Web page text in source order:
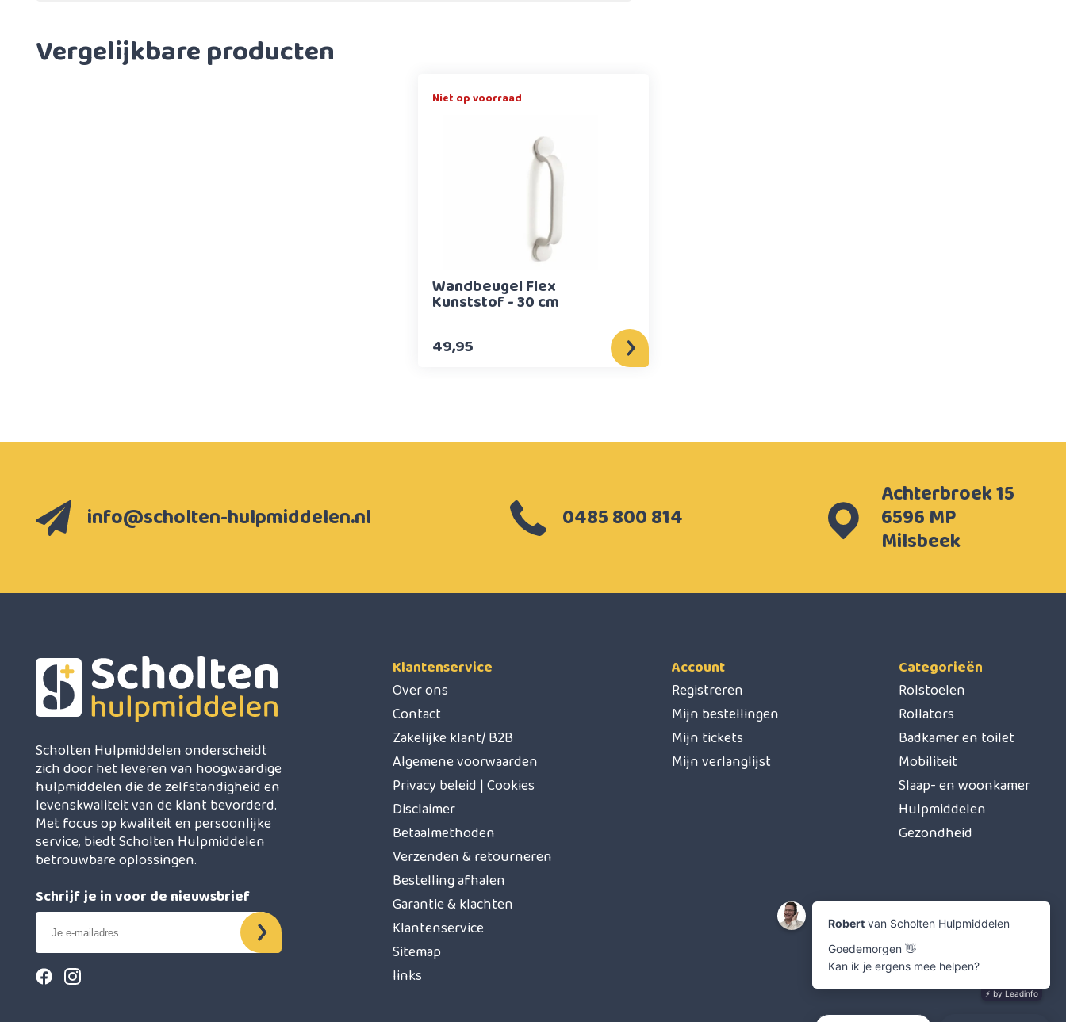
Vergelijkbare producten
Niet op voorraad
Wandbeugel Flex
Kunststof - 30 cm
49,95
info@scholten-hulpmiddelen.nl 0485 800 814
Achterbroek 15
6596 MP
Milsbeek
Scholten Hulpmiddelen onderscheidt
zich door het leveren van hoogwaardige
hulpmiddelen die de zelfstandigheid en
levenskwaliteit van de klant bevorderd.
Met focus op kwaliteit en persoonlijke
service, biedt Scholten Hulpmiddelen
betrouwbare oplossingen.
Schrijf je in voor de nieuwsbrief
Klantenservice
Over ons
Contact
Zakelijke klant/ B2B
Algemene voorwaarden
Privacy beleid | Cookies
Disclaimer
Betaalmethoden
Verzenden & retourneren
Bestelling afhalen
Garantie & klachten
Klantenservice
Sitemap
links
Account
Registreren
Mijn bestellingen
Mijn tickets
Mijn verlanglijst
Categorieën
Rolstoelen
Rollators
Badkamer en toilet
Mobiliteit
Slaap- en woonkamer
Hulpmiddelen
Gezondheid